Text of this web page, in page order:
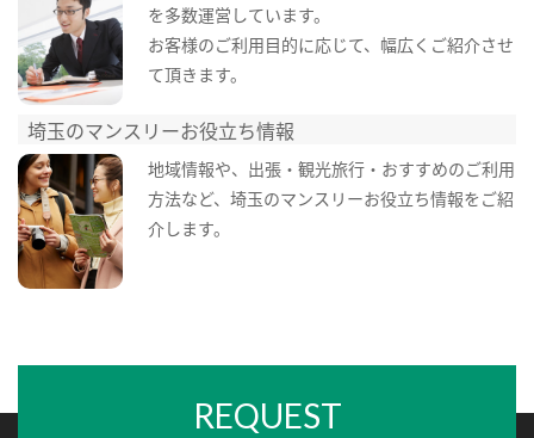
を多数運営しています。
お客様のご利用目的に応じて、幅広くご紹介させ
て頂きます。
埼玉のマンスリーお役立ち情報
地域情報や、出張・観光旅行・おすすめのご利用
方法など、埼玉のマンスリーお役立ち情報をご紹
介します。
REQUEST